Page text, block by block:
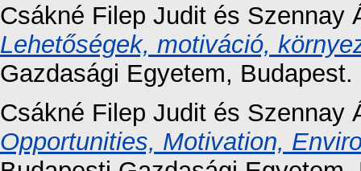
Csákné Filep Judit és Szennay
Lehetőségek, motiváció,
Gazdasági Egyetem, Budapest.
Csákné Filep Judit és Szennay
Opportunities, Motivation,